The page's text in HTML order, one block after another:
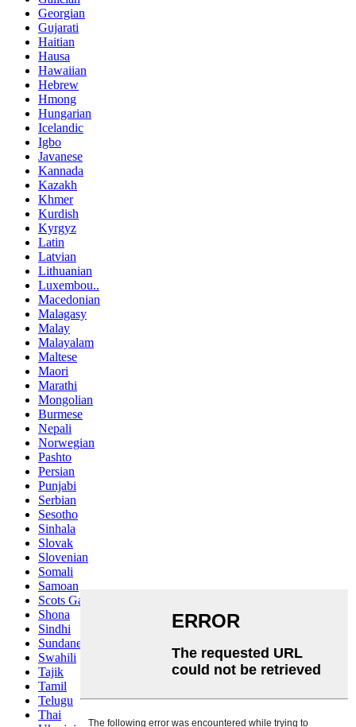
Georgian
Gujarati
Haitian
Hausa
Hawaiian
Hebrew
Hmong
Hungarian
Icelandic
Igbo
Javanese
Kannada
Kazakh
Khmer
Kurdish
Kyrgyz
Latin
Latvian
Lithuanian
Luxembou..
Macedonian
Malagasy
Malay
Malayalam
Maltese
Maori
Marathi
Mongolian
Burmese
Nepali
Norwegian
Pashto
Persian
Punjabi
Serbian
Sesotho
Sinhala
Slovak
Slovenian
Somali
Samoan
Scots Gaelic
Shona
Sindhi
Sundanese
Swahili
Tajik
Tamil
Telugu
Thai